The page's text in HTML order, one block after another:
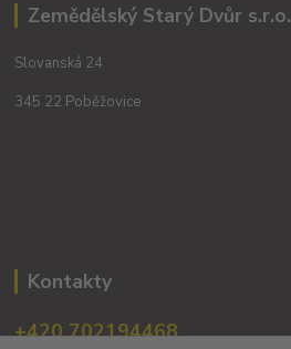
Zemědělský Starý Dvůr s.r.o.
Slovanská 24
345 22 Poběžovice
Kontakty
+420 702194468